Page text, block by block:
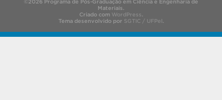
©2026 Programa de Pós-Graduação em Ciência e Engenharia de
Materiais.
Criado com WordPress.
Tema desenvolvido por SGTIC / UFPel.